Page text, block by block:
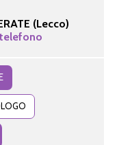
(Lecco)